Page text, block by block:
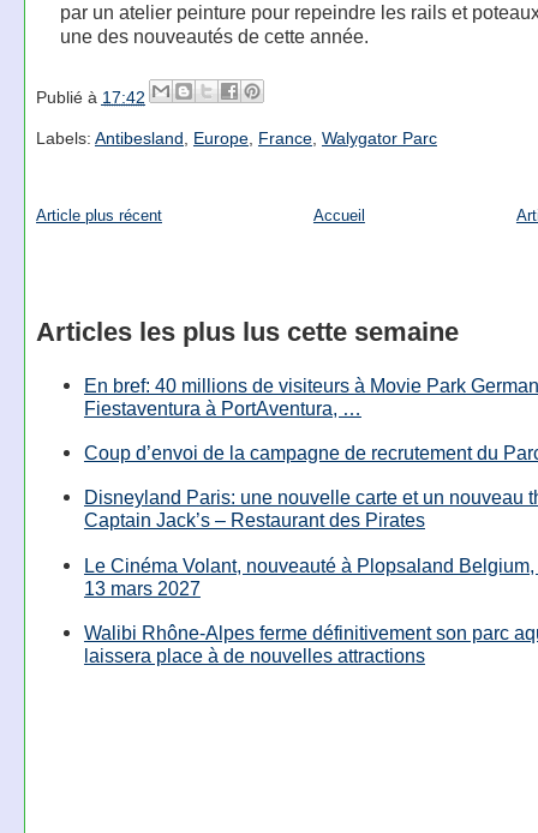
par un atelier peinture pour repeindre les rails et
une des nouveautés de cette année.
Publié à 17:42
Labels: Antibesland, Europe, France, Walygator Parc
Article plus récent Accueil
Articles les plus lus cette semaine
En bref: 40 millions de visiteurs à Movie Park
Fiestaventura à PortAventura, …
Coup d’envoi de la campagne de recrutement du
Disneyland Paris: une nouvelle carte et un nouveau
Captain Jack’s – Restaurant des Pirates
Le Cinéma Volant, nouveauté à Plopsaland
13 mars 2027
Walibi Rhône-Alpes ferme définitivement son parc
laissera place à de nouvelles attractions